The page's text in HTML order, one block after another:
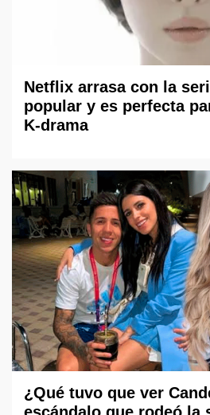
Netflix arrasa con la
popular y es perfecta
K-drama
¿Qué tuvo que ver